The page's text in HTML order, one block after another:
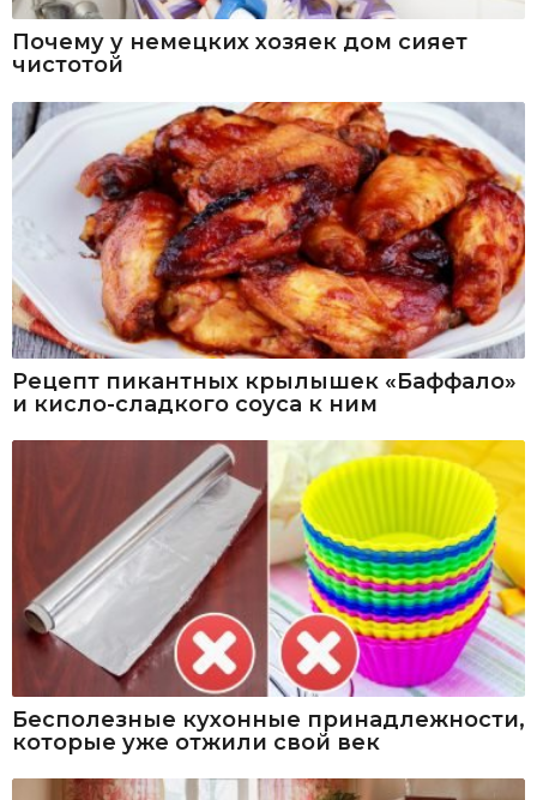
Почему у немецких хозяек дом сияет
чистотой
Рецепт пикантных крылышек «Баффало»
и кисло-сладкого соуса к ним
Бесполезные кухонные принадлежности,
которые уже отжили свой век